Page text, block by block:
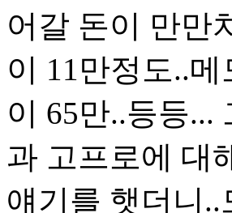
어갈 돈이 만만
이 11만정도..
이 65만..등등...
과 고프로에 대
얘기를 햇더니